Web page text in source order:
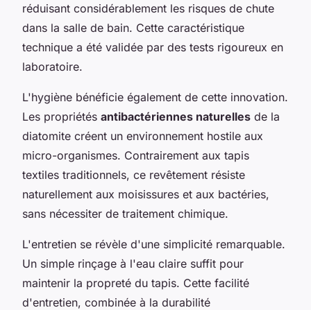
réduisant considérablement les risques de chute
dans la salle de bain. Cette caractéristique
technique a été validée par des tests rigoureux en
laboratoire.
L'hygiène bénéficie également de cette innovation.
Les propriétés antibactériennes naturelles de la
diatomite créent un environnement hostile aux
micro-organismes. Contrairement aux tapis
textiles traditionnels, ce revêtement résiste
naturellement aux moisissures et aux bactéries,
sans nécessiter de traitement chimique.
L'entretien se révèle d'une simplicité remarquable.
Un simple rinçage à l'eau claire suffit pour
maintenir la propreté du tapis. Cette facilité
d'entretien, combinée à la durabilité